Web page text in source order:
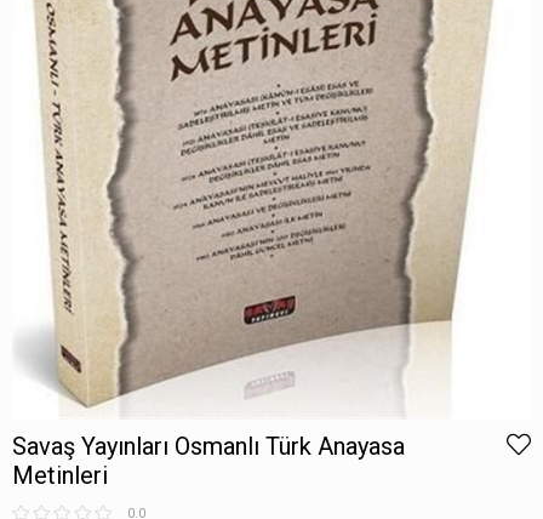
Savaş Yayınları Osmanlı Türk Anayasa
Metinleri
0.0